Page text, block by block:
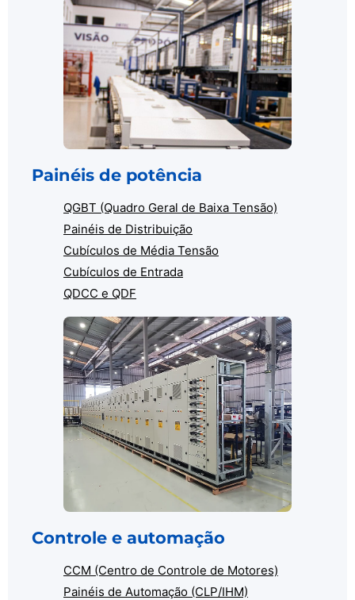
Painéis de potência
QGBT (Quadro Geral de Baixa Tensão)
Painéis de Distribuição
Cubículos de Média Tensão
Cubículos de Entrada
QDCC e QDF
Controle e automação
CCM (Centro de Controle de Motores)
Painéis de Automação (CLP/IHM)